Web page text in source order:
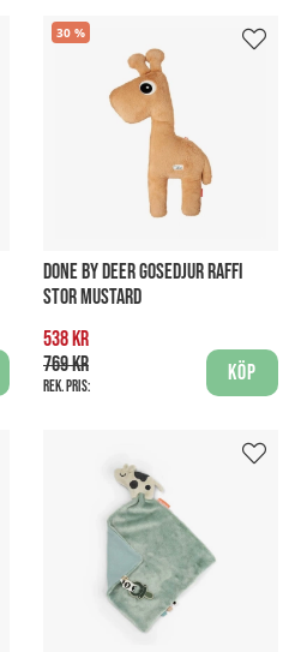
30
DONE BY DEER GOSEDJUR RAFFI
STOR MUSTARD
538 kr
769 kr
Rek. pris:
Köp